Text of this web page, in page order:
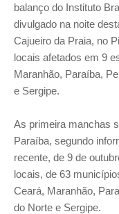
balanço do Instituto
divulgado na noite
Cajueiro da Praia, no
locais afetados em 9
Maranhão, Paraíba,
e Sergipe.
As primeira manchas
Paraíba, segundo
recente, de 9 de
locais, de 63
Ceará, Maranhão,
do Norte e Sergipe.